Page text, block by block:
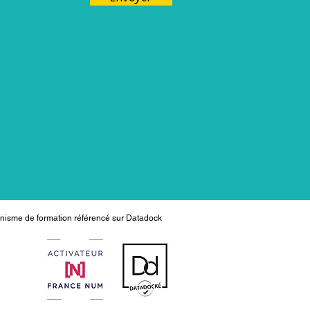
de formation référencé sur Datadock